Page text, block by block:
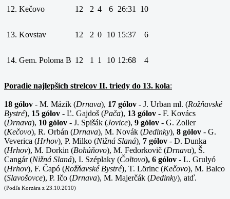
12. Kečovo 12 2 4 6 26:31 10
13. Kovstav 12 2 0 10 15:37 6
14. Gem. Poloma B 12 1 1 10 12:68 4
Poradie najlepších strelcov II. triedy do 13. kola:
18 gólov - M. Mázik (Drnava), 17 gólov - J. Urban ml. (Rožňavské
Bystré), 15 gólov - Ľ. Gajdoš (Pača), 13 gólov - F. Kovács
(Drnava), 10 gólov - J. Spišák (Jovice), 9 gólov - G. Zoller
(Kečovo), R. Orbán (Drnava), M. Novák (Dedinky), 8 gólov - G.
Veverica (Hrhov), P. Milko (Nižná Slaná), 7 gólov - D. Dunka
(Hrhov), M. Dorkin (Bohúňovo), M. Fedorkovič (Drnava), Š.
Cangár (Nižná Slaná), I. Széplaky (Čoltovo), 6 gólov - L. Grulyó
(Hrhov), F. Čapó (Rožňavské Bystré), T. Lörinc (Kečovo), M. Balco
(Slavošovce), P. Ičo (Drnava), M. Majerčák (Dedinky), atď.
(Podľa Korzára z 23.10.2010)